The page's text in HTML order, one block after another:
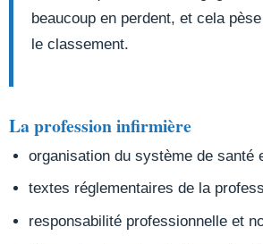
beaucoup en perdent, et cela
le classement.
La profession infirmière
organisation du système de santé
textes réglementaires de la
responsabilité professionnelle et